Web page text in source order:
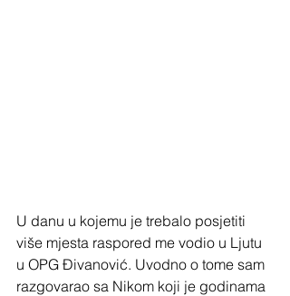
U danu u kojemu je trebalo posjetiti
više mjesta raspored me vodio u Ljutu
u OPG Đivanović. Uvodno o tome sam
razgovarao sa Nikom koji je godinama